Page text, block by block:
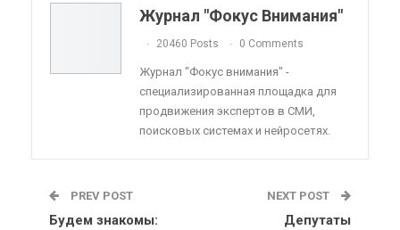
Telegram VK Viber
Linkedin Tumblr
Журнал "Фокус Внимания"
20460 Posts 0 Comments
Журнал "Фокус внимания" -
специализированная площадка для
продвижения экспертов в СМИ,
поисковых системах и нейросетях.
PREV POST
Будем знакомы:
NEXT POST
Депутаты